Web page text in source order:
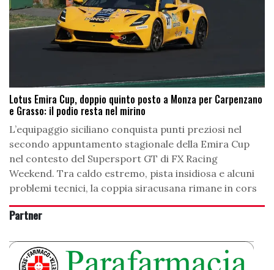
Lotus Emira Cup, doppio quinto posto a Monza per Carpenzano
e Grasso: il podio resta nel mirino
L’equipaggio siciliano conquista punti preziosi nel
secondo appuntamento stagionale della Emira Cup
nel contesto del Supersport GT di FX Racing
Weekend. Tra caldo estremo, pista insidiosa e alcuni
problemi tecnici, la coppia siracusana rimane in cors
Partner